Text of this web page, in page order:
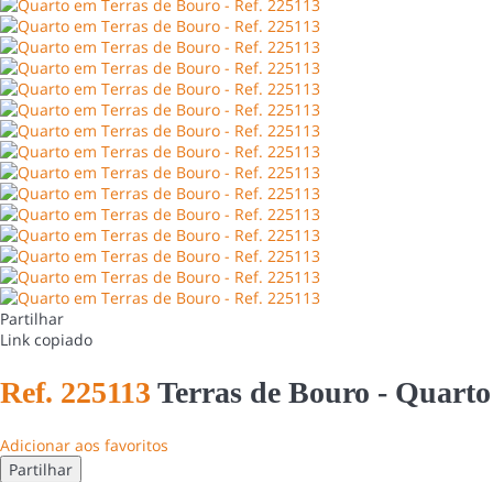
Partilhar
Link copiado
Ref. 225113 Terras de Bouro - Quarto
Adicionar aos favoritos
Partilhar